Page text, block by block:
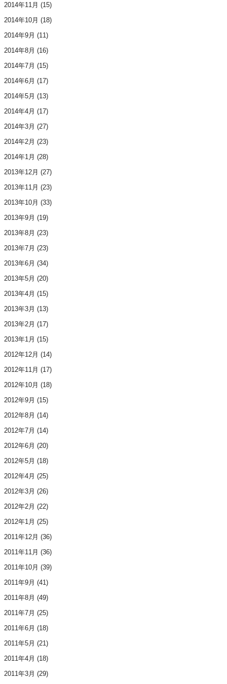
2014年11月 (15)
2014年10月 (18)
2014年9月 (11)
2014年8月 (16)
2014年7月 (15)
2014年6月 (17)
2014年5月 (13)
2014年4月 (17)
2014年3月 (27)
2014年2月 (23)
2014年1月 (28)
2013年12月 (27)
2013年11月 (23)
2013年10月 (33)
2013年9月 (19)
2013年8月 (23)
2013年7月 (23)
2013年6月 (34)
2013年5月 (20)
2013年4月 (15)
2013年3月 (13)
2013年2月 (17)
2013年1月 (15)
2012年12月 (14)
2012年11月 (17)
2012年10月 (18)
2012年9月 (15)
2012年8月 (14)
2012年7月 (14)
2012年6月 (20)
2012年5月 (18)
2012年4月 (25)
2012年3月 (26)
2012年2月 (22)
2012年1月 (25)
2011年12月 (36)
2011年11月 (36)
2011年10月 (39)
2011年9月 (41)
2011年8月 (49)
2011年7月 (25)
2011年6月 (18)
2011年5月 (21)
2011年4月 (18)
2011年3月 (29)